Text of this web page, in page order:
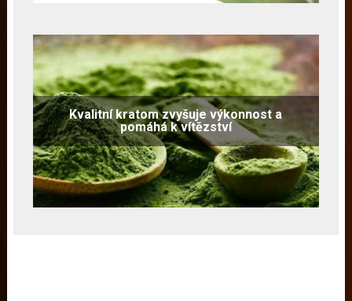
Kvalitní kratom zvyšuje výkonnost a
pomáhá k vítězství